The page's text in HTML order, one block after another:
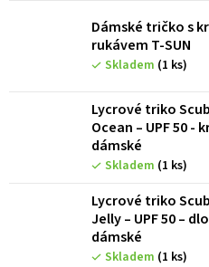
Dámské tričko s
rukávem T-SUN
Skladem (1 ks)
Lycrové triko
Ocean – UPF 50 -
dámské
Skladem (1 ks)
Lycrové triko
Jelly – UPF 50 –
dámské
Skladem (1 ks)
u
ů